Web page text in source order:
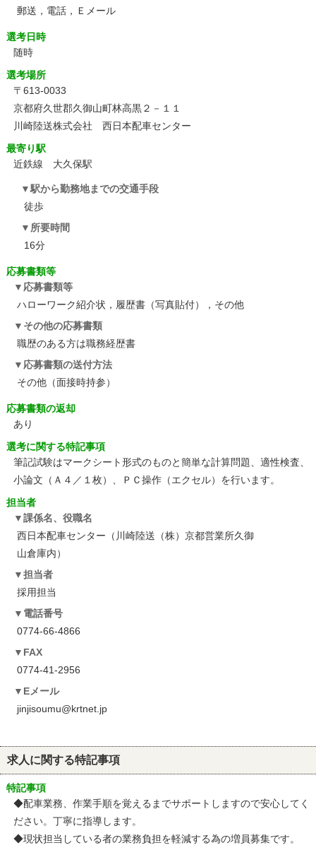
郵送，電話，Ｅメール
選考日時
随時
選考場所
〒613-0033
京都府久世郡久御山町林高黒２－１１
川崎陸送株式会社 西日本配車センター
最寄り駅
近鉄線 大久保駅
駅から勤務地までの交通手段
徒歩
所要時間
16分
応募書類等
応募書類等
ハローワーク紹介状，履歴書（写真貼付），その他
その他の応募書類
職歴のある方は職務経歴書
応募書類の送付方法
その他（面接時持参）
応募書類の返却
あり
選考に関する特記事項
筆記試験はマークシート形式のものと簡単な計算問題、適性検査、
小論文（Ａ４／１枚）、ＰＣ操作（エクセル）を行います。
担当者
課係名、役職名
西日本配車センター（川崎陸送（株）京都営業所久御
山倉庫内）
担当者
採用担当
電話番号
0774-66-4866
FAX
0774-41-2956
Eメール
jinjisoumu@krtnet.jp
求人に関する特記事項
特記事項
◆配車業務、作業手順を覚えるまでサポートしますので安心してく
ださい。丁寧に指導します。
◆現状担当している者の業務負担を軽減する為の増員募集です。